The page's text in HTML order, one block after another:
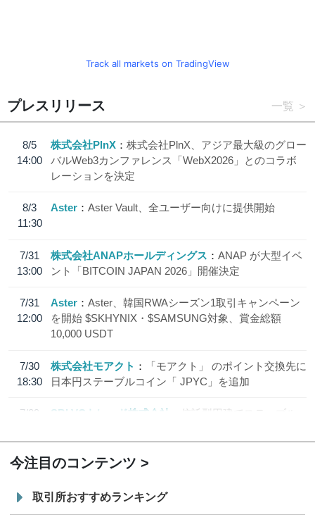
Track all markets on TradingView
プレスリリース 一覧
8/5
14:00
株式会社PlnX
株式会社PlnX、アジア最大級のグロー
バルWeb3カンファレンス「WebX2026」とのコラボ
レーションを決定
8/3
11:30
Aster Aster Vault、全ユーザー向けに提供開始
7/31
13:00
株式会社ANAPホールディングス
ANAP が大型イベ
ント「BITCOIN JAPAN 2026」開催決定
7/31
12:00
Aster
Aster、韓国RWAシーズン1取引キャンペーン
を開始 $SKHYNIX・$SAMSUNG対象、賞金総額
10,000 USDT
7/30
18:30
株式会社モアクト
「モアクト」 のポイント交換先に
日本円ステーブルコイン「 JPYC」を追加
7/29
SBI VCトレード株式会社
信託型円建てステーブル
今注目のコンテンツ
取引所おすすめランキング